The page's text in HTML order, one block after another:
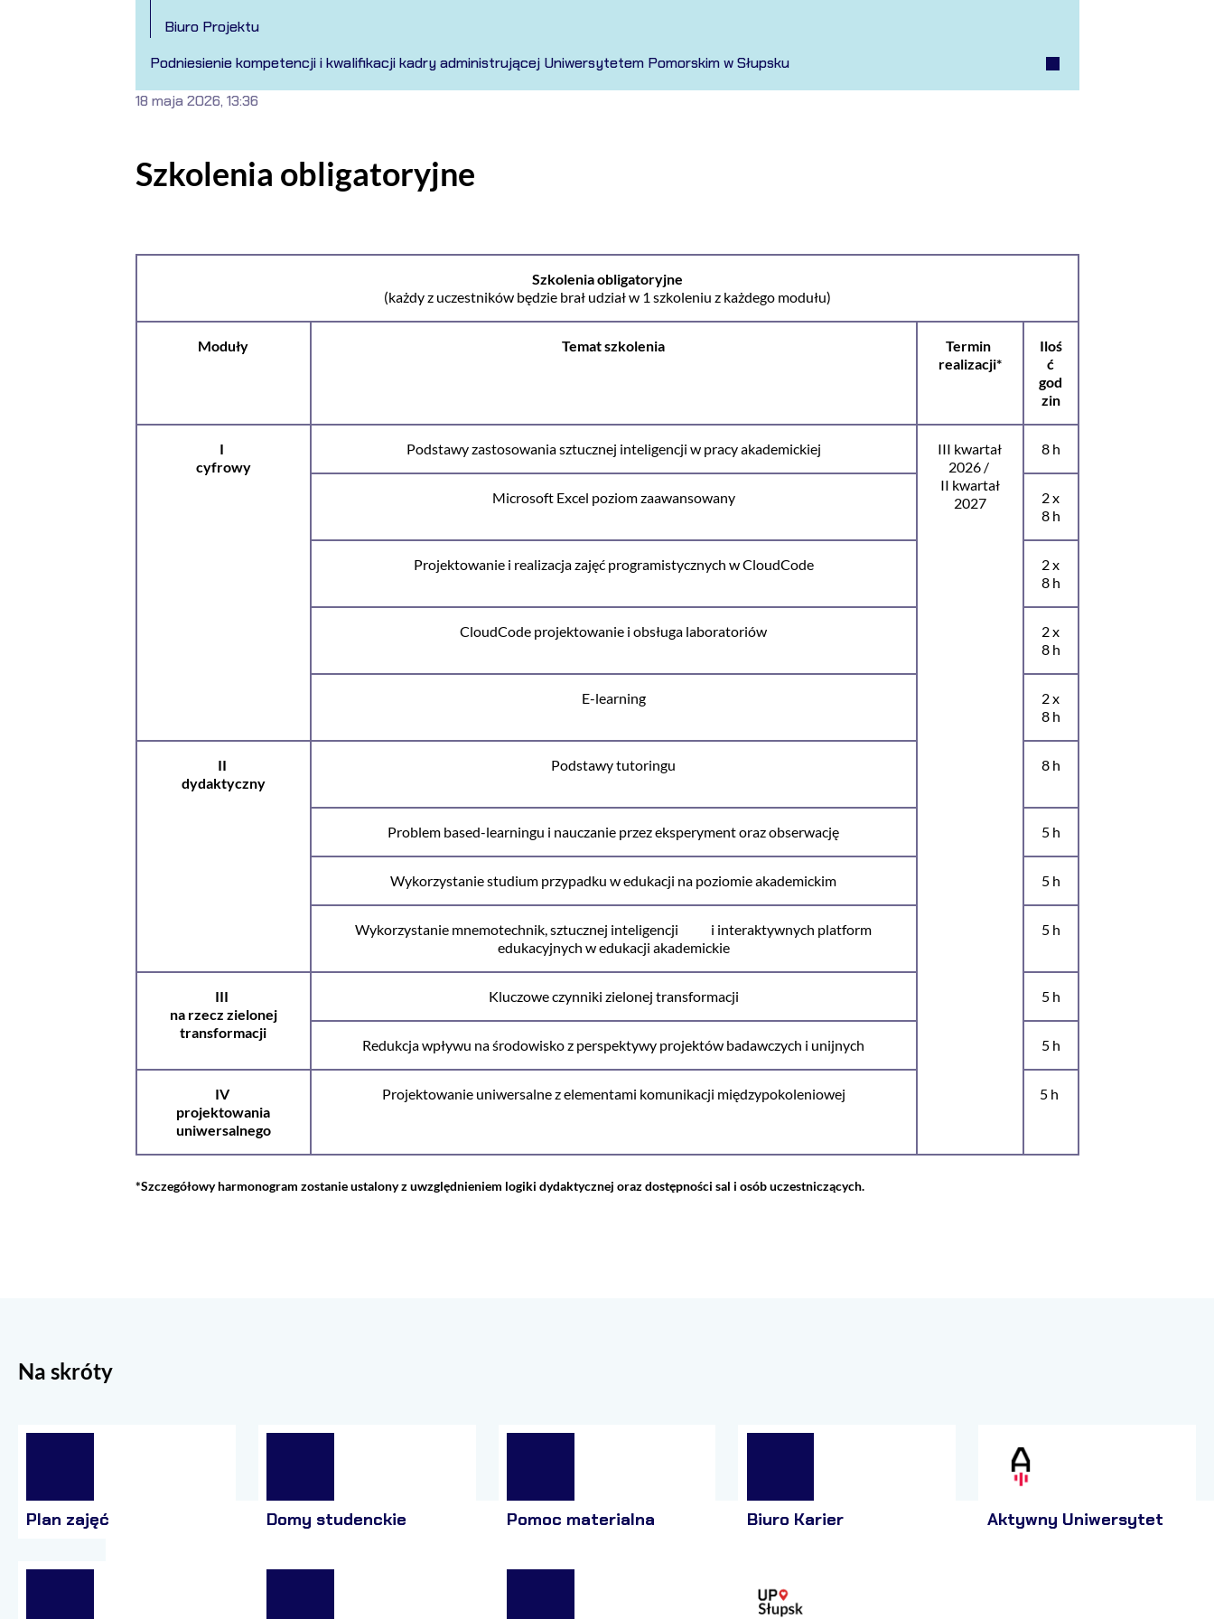
Biuro Projektu
Podniesienie kompetencji i kwalifikacji kadry administrującej Uniwersytetem Pomorskim w Słupsku
Szkolenia obligatoryjne
18 maja 2026, 13:36
Szkolenia obligatoryjne
(każdy z uczestników będzie brał udział w 1 szkoleniu z każdego modułu)
Moduły Temat szkolenia
Termin
realizacji*
Iloś
ć
god
zin
I
cyfrowy
Podstawy zastosowania sztucznej inteligencji w pracy akademickiej
III kwartał
2026 /
II kwartał
2027
8 h
Microsoft Excel poziom zaawansowany
2 x
8 h
Projektowanie i realizacja zajęć programistycznych w CloudCode
2 x
8 h
CloudCode projektowanie i obsługa laboratoriów
2 x
8 h
E-learning
2 x
8 h
II
dydaktyczny
Podstawy tutoringu 8 h
Problem based-learningu i nauczanie przez eksperyment oraz obserwację 5 h
Wykorzystanie studium przypadku w edukacji na poziomie akademickim 5 h
Wykorzystanie mnemotechnik, sztucznej inteligencji i interaktywnych platform
edukacyjnych w edukacji akademickie
5 h
III
na rzecz zielonej
transformacji
Kluczowe czynniki zielonej transformacji 5 h
Redukcja wpływu na środowisko z perspektywy projektów badawczych i unijnych 5 h
IV
projektowania
uniwersalnego
Projektowanie uniwersalne z elementami komunikacji międzypokoleniowej 5 h
*Szczegółowy harmonogram zostanie ustalony z uwzględnieniem logiki dydaktycznej oraz dostępności sal i osób uczestniczących.
Na skróty
Plan zajęć Domy studenckie Pomoc materialna Biuro Karier Aktywny Uniwersytet